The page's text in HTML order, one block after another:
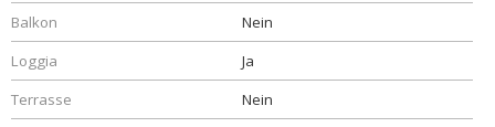
Balkon
Nein
Loggia
Ja
Terrasse
Nein